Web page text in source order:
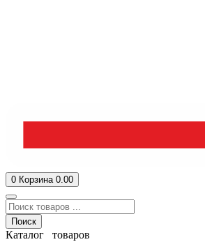
0 Корзина 0.00
Поиск
Каталог товаров